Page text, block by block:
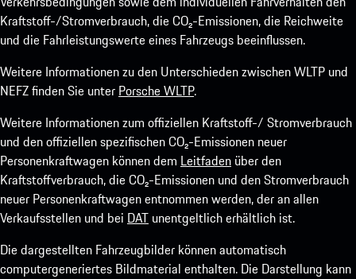
Kraftstoff-/Stromverbrauch, die CO₂-Emissionen, die Reichweite
und die Fahrleistungswerte eines Fahrzeugs beeinflussen.
Weitere Informationen zu den Unterschieden zwischen WLTP und
NEFZ finden Sie unter Porsche WLTP.
Weitere Informationen zum offiziellen Kraftstoff-/ Stromverbrauch
und den offiziellen spezifischen CO₂-Emissionen neuer
Personenkraftwagen können dem Leitfaden über den
Kraftstoffverbrauch, die CO₂-Emissionen und den Stromverbrauch
neuer Personenkraftwagen entnommen werden, der an allen
Verkaufsstellen und bei DAT unentgeltlich erhältlich ist.
Die dargestellten Fahrzeugbilder können automatisch
computergeneriertes Bildmaterial enthalten. Die Darstellung kann